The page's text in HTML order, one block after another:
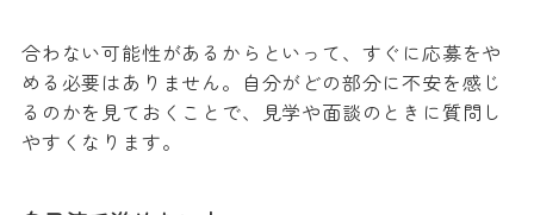
合わない可能性があるからといって、すぐに応募をや
める必要はありません。自分がどの部分に不安を感じ
るのかを見ておくことで、見学や面談のときに質問し
やすくなります。